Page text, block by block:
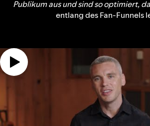
Publikum aus und sind so optimiert,
entlang des Fan-Funnels